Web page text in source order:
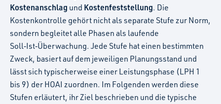
Kostenanschlag und Kostenfeststellung. Die
Kostenkontrolle gehört nicht als separate Stufe zur Norm,
sondern begleitet alle Phasen als laufende
Soll‑Ist‑Überwachung. Jede Stufe hat einen bestimmten
Zweck, basiert auf dem jeweiligen Planungsstand und
lässt sich typischerweise einer Leistungsphase (LPH 1
bis 9) der HOAI zuordnen. Im Folgenden werden diese
Stufen erläutert, ihr Ziel beschrieben und die typische